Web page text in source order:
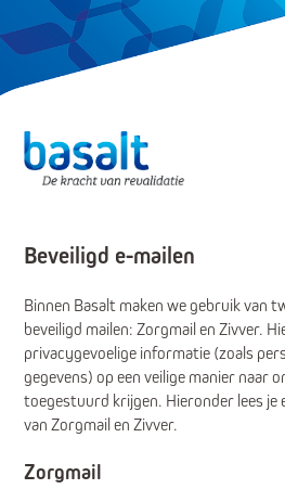
Direct naar de contentDirect naar de navigatie
Beveiligd e-mailen
Binnen Basalt maken we gebruik van
beveiligd mailen: Zorgmail en Zivver.
privacygevoelige informatie (zoals
gegevens) op een veilige manier naar
toegestuurd krijgen. Hieronder lees je
van Zorgmail en Zivver.
Zorgmail